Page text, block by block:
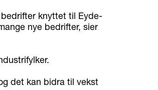
knyttet til Eyde-
nye bedrifter, sier
det kan bidra til vekst